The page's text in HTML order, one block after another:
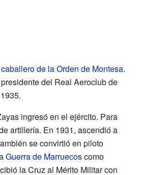
caballero de la Orden de Montesa.
del Real Aeroclub de
ingresó en el ejército. Para
artillería. En 1931, ascendió a
se convirtió en piloto
Guerra de Marruecoscomo
la Cruz al Mérito Militar con